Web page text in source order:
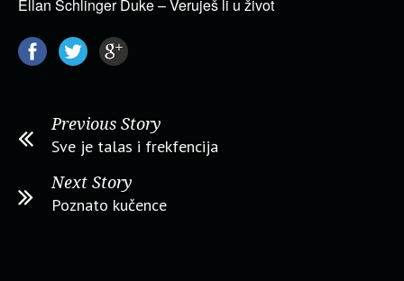
Ellan Schlinger Duke – Veruješ li u život
Previous Story
Sve je talas i frekfencija
Next Story
Poznato kučence